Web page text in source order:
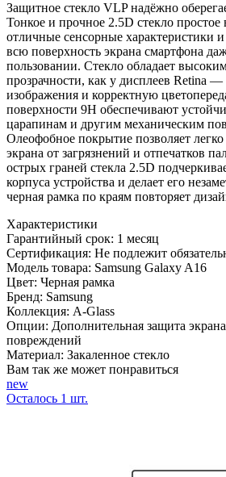
Защитное стекло VLP надёжно
Тонкое и прочное 2.5D стекло простое
отличные сенсорные характеристики
всю поверхность экрана смартфона
пользовании. Стекло обладает
прозрачности, как у дисплеев Retina —
изображения и корректную
поверхности 9Н обеспечивают
царапинам и другим механическим
Олеофобное покрытие позволяет
экрана от загрязнений и отпечатков
острых граней стекла 2.5D
корпуса устройства и делает его
черная рамка по краям повторяет
Характеристики
Гарантийный срок: 1 месяц
Сертификация: Не подлежит
Модель товара: Samsung Galaxy A16
Цвет: Черная рамка
Бренд: Samsung
Коллекция: A-Glass
Опции: Дополнительная защита
повреждений
Материал: Закаленное стекло
Вам так же может понравиться
new
Осталось 1 шт.